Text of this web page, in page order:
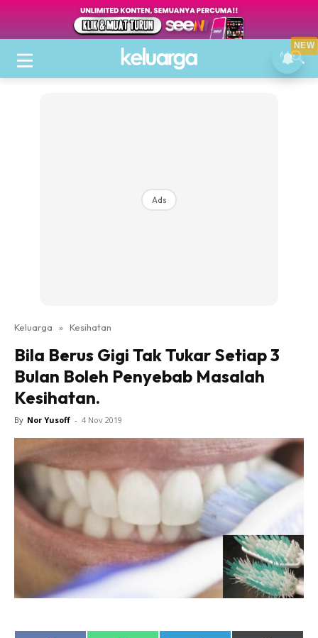
Ads
Keluarga » Kesihatan
Bila Berus Gigi Tak Tukar Setiap 3
Bulan Boleh Penyebab Masalah
Kesihatan.
By Nor Yusoff - 4 Nov 2019
NEW